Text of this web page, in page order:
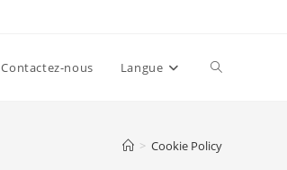
Contactez-nous Langue Toggle
> Cookie Policy